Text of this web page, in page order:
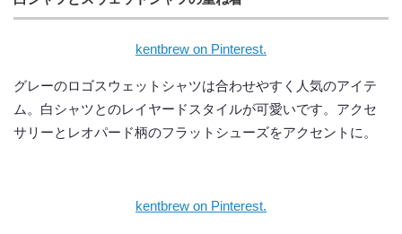
kentbrew on Pinterest.
グレーのロゴスウェットシャツは合わせやすく人気のアイテ
ム。白シャツとのレイヤードスタイルが可愛いです。アクセ
サリーとレオパード柄のフラットシューズをアクセントに。
kentbrew on Pinterest.